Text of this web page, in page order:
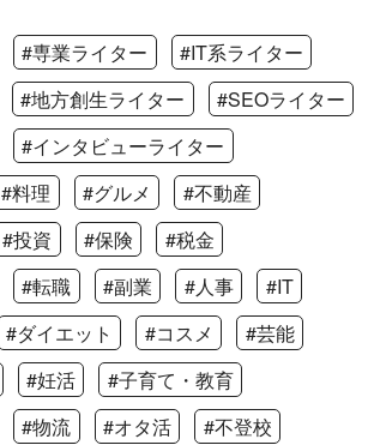
#専業ライター
#IT系ライター
#地方創生ライター
#SEOライター
#インタビューライター
#料理 #グルメ
#不動産
#投資 #保険
#税金
#転職 #副業 #人事
#IT
#ダイエット #コスメ
#芸能
#妊活
#子育て・教育
#物流 #オタ活 #不登校